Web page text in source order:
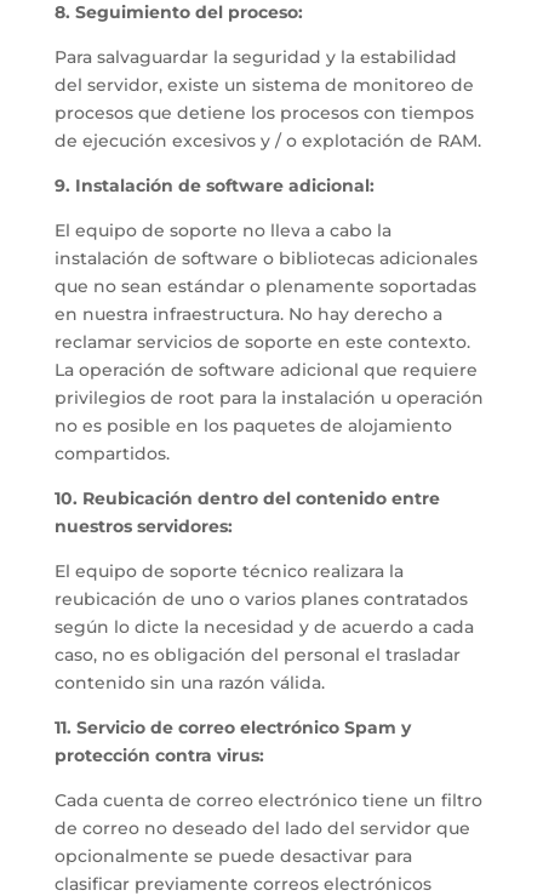
8. Seguimiento del proceso:
Para salvaguardar la seguridad y la estabilidad
del servidor, existe un sistema de monitoreo de
procesos que detiene los procesos con tiempos
de ejecución excesivos y / o explotación de RAM.
9. Instalación de software adicional:
El equipo de soporte no lleva a cabo la
instalación de software o bibliotecas adicionales
que no sean estándar o plenamente soportadas
en nuestra infraestructura. No hay derecho a
reclamar servicios de soporte en este contexto.
La operación de software adicional que requiere
privilegios de root para la instalación u operación
no es posible en los paquetes de alojamiento
compartidos.
10. Reubicación dentro del contenido entre
nuestros servidores:
El equipo de soporte técnico realizara la
reubicación de uno o varios planes contratados
según lo dicte la necesidad y de acuerdo a cada
caso, no es obligación del personal el trasladar
contenido sin una razón válida.
11. Servicio de correo electrónico Spam y
protección contra virus:
Cada cuenta de correo electrónico tiene un filtro
de correo no deseado del lado del servidor que
opcionalmente se puede desactivar para
clasificar previamente correos electrónicos